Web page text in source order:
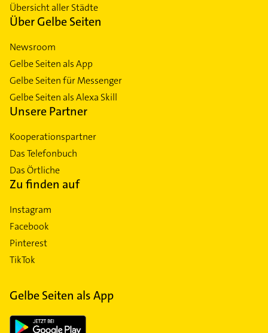
Übersicht aller Städte
Über Gelbe Seiten
Newsroom
Gelbe Seiten als App
Gelbe Seiten für Messenger
Gelbe Seiten als Alexa Skill
Unsere Partner
Kooperationspartner
Das Telefonbuch
Das Örtliche
Zu finden auf
Instagram
Facebook
Pinterest
TikTok
Gelbe Seiten als App